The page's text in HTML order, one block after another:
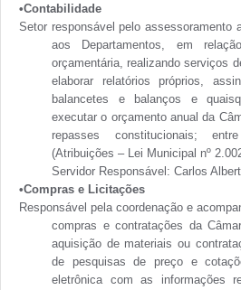
•Contabilidade
Setor responsável pelo assessoramento
aos Departamentos, em
orçamentária, realizando serviços
elaborar relatórios próprios,
balancetes e balanços e
executar o orçamento anual da
repasses constitucionais;
(Atribuições – Lei Municipal nº
Servidor Responsável: Carlos
•Compras e Licitações
Responsável pela coordenação e
compras e contratações da
aquisição de materiais ou
de pesquisas de preço e
eletrônica com as informações